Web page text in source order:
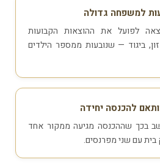
למשפחה גדולה
לפועל את ההוצאות הקבועות
ביגוד — שנובעות ממספר הילדים
להכנסה יחידה
בכך שההכנסה מגיעה ממקור אחד
עם שני מפרנסים.